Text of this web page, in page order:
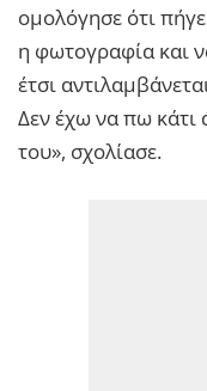
ομολόγησε ότι πήγε
η φωτογραφία και
έτσι
Δεν έχω να πω κάτι
του», σχολίασε.